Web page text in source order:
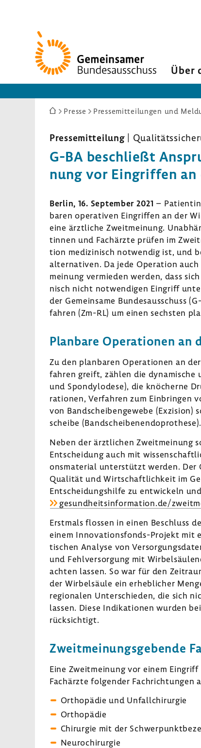
Zur
Startseite
Über
Sie
hier:
Presse Pressemitteilungen und
Pres­se­mit­tei­lung |
G-BA beschließt
nung vor Eingriffen an
Berlin, 16. September 2021 –
baren opera­tiven Eingriffen an der
eine ärzt­liche Zweit­mei­nung.
tinnen und Fach­ärzte prüfen im
tion medi­zi­nisch notwendig ist, und
al­ter­na­tiven. Da jede Opera­tion
mei­nung vermieden werden, dass
nisch nicht notwen­digen Eingriff
der Gemein­same Bundes­aus­schuss
fahren (Zm-RL) um einen sechsten
Plan­bare Opera­tionen an
Zu den plan­baren Opera­tionen an
fahren greift, zählen die dyna­mi­sche
und Spon­dy­lo­dese), die knöcherne
ra­tionen, Verfahren zum Einbringen
von Band­schei­ben­ge­webe
scheibe (Band­schei­ben­en­do­pro­these).
Neben der ärzt­li­chen Zweit­mei­nung
Entschei­dung auch mit
ons­ma­te­rial unter­stützt werden.
Qualität und Wirt­schaft­lich­keit im
Entschei­dungs­hilfe zu entwi­ckeln
gesund­heits­in­for­ma­tion.de/
Erst­mals flossen in einen Beschluss
einem Innovationsfonds-​Projekt mit
ti­schen Analyse von
und Fehl­ver­sor­gung mit
achten lassen. So war für den
der Wirbel­säule ein erheb­li­cher
regio­nalen Unter­schieden, die sich
lassen. Diese Indi­ka­tionen wurden
rück­sich­tigt.
Zweit­mei­nungs­ge­bende
Eine Zweit­mei­nung vor einem
Fach­ärzte folgender Fach­rich­tungen
Ortho­pädie und Unfall­chir­urgie
Ortho­pädie
Chir­urgie mit der
Neuro­chir­urgie